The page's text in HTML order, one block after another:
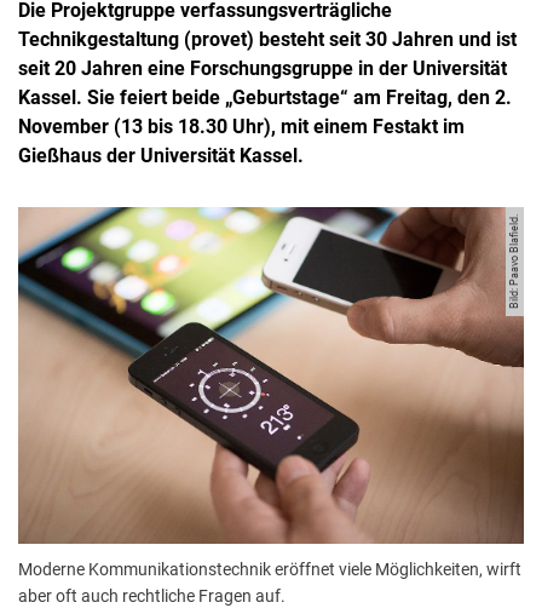
Die Projektgruppe verfassungsverträgliche
Technikgestaltung (provet) besteht seit 30 Jahren und ist
seit 20 Jahren eine Forschungsgruppe in der Universität
Kassel. Sie feiert beide „Geburtstage“ am Freitag, den 2.
November (13 bis 18.30 Uhr), mit einem Festakt im
Gießhaus der Universität Kassel.
Bild: Paavo Blafield.
Moderne Kommunikationstechnik eröffnet viele Möglichkeiten, wirft
aber oft auch rechtliche Fragen auf.